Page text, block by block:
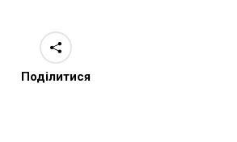
Поділитися